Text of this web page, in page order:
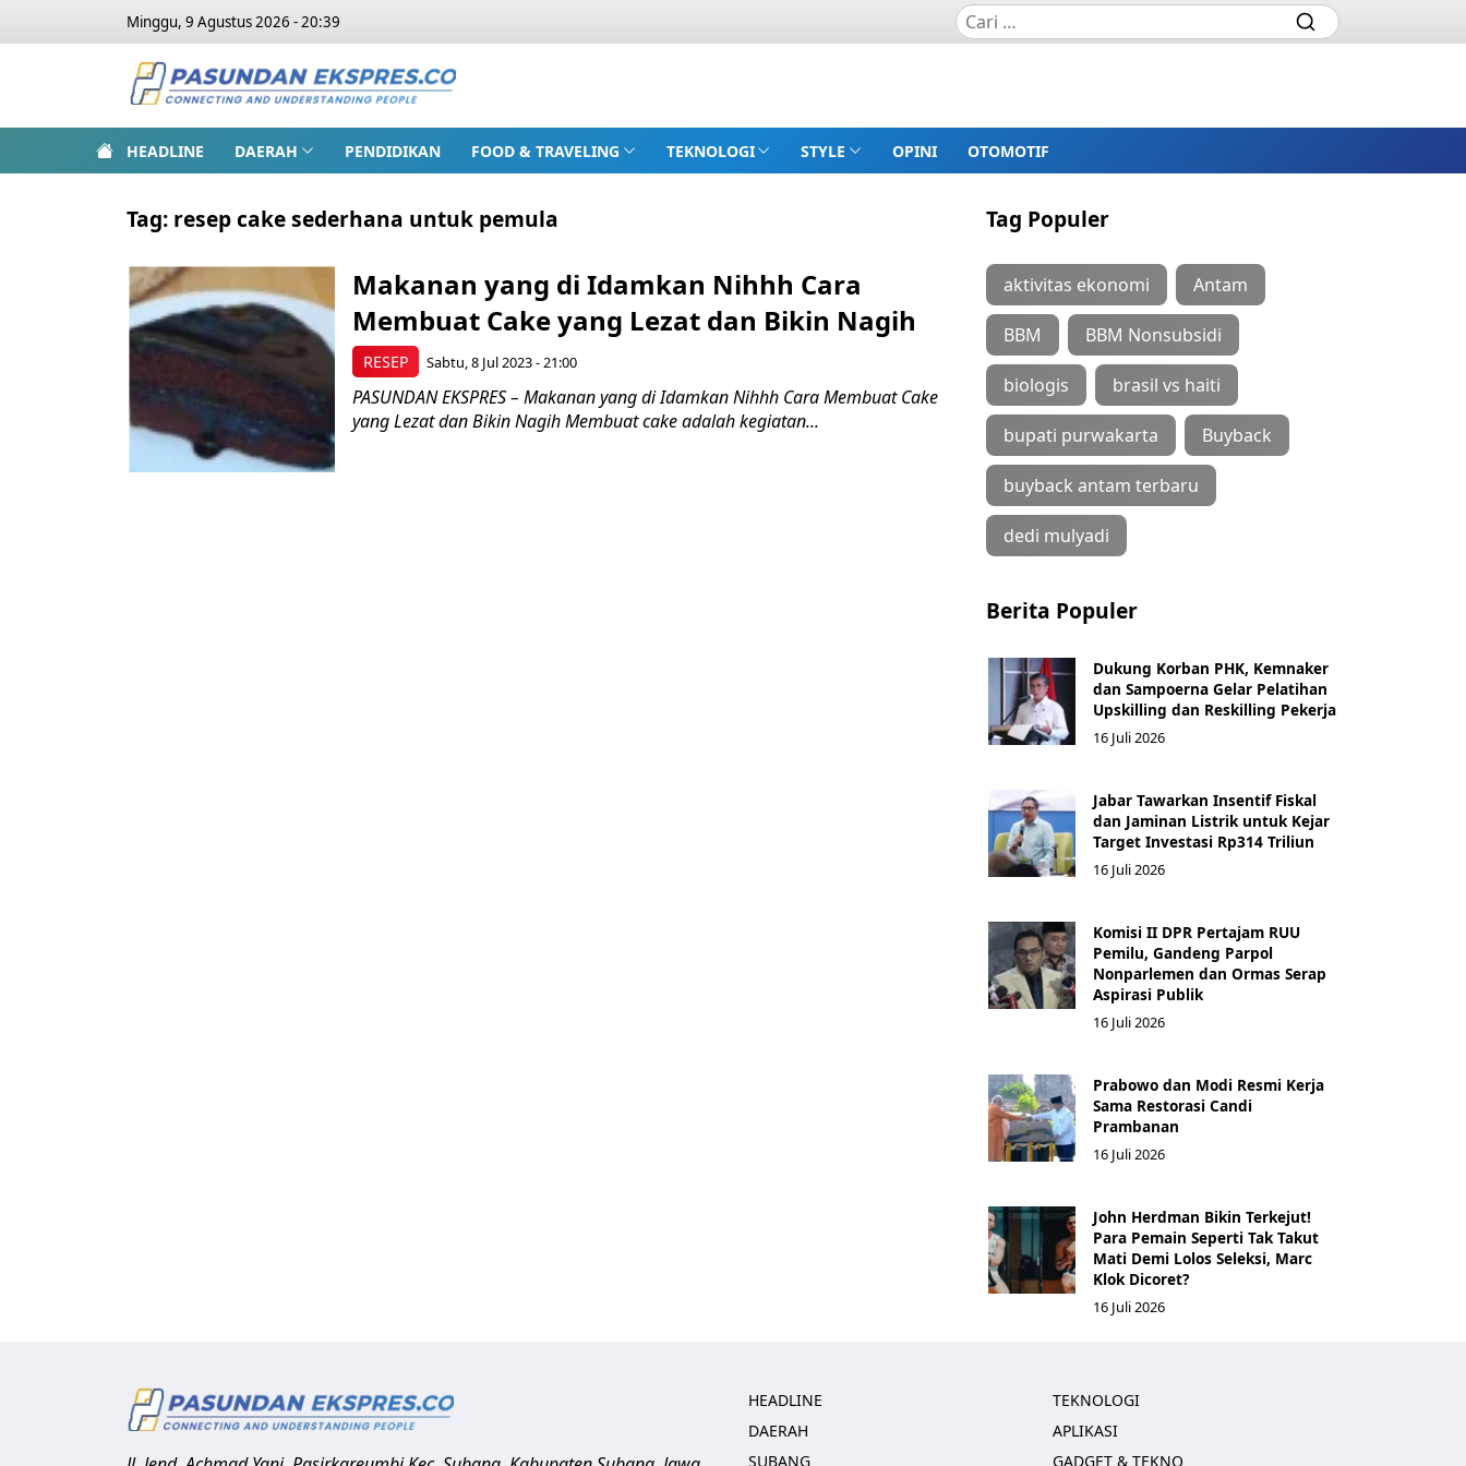
Minggu, 9 Agustus 2026 - 20:39
HEADLINE DAERAH PENDIDIKAN FOOD & TRAVELING TEKNOLOGI STYLE OPINI OTOMOTIF
Tag: resep cake sederhana untuk pemula
RESEP
Makanan yang di Idamkan Nihhh Cara
Membuat Cake yang Lezat dan Bikin Nagih
Sabtu, 8 Jul 2023 - 21:00
PASUNDAN EKSPRES – Makanan yang di Idamkan Nihhh Cara Membuat Cake
yang Lezat dan Bikin Nagih Membuat cake adalah kegiatan...
Tag Populer
aktivitas ekonomi Antam
BBM BBM Nonsubsidi
biologis brasil vs haiti
bupati purwakarta Buyback
buyback antam terbaru
dedi mulyadi
Berita Populer
Dukung Korban PHK, Kemnaker
dan Sampoerna Gelar Pelatihan
Upskilling dan Reskilling Pekerja
16 Juli 2026
Jabar Tawarkan Insentif Fiskal
dan Jaminan Listrik untuk Kejar
Target Investasi Rp314 Triliun
16 Juli 2026
Komisi II DPR Pertajam RUU
Pemilu, Gandeng Parpol
Nonparlemen dan Ormas Serap
Aspirasi Publik
16 Juli 2026
Prabowo dan Modi Resmi Kerja
Sama Restorasi Candi
Prambanan
16 Juli 2026
John Herdman Bikin Terkejut!
Para Pemain Seperti Tak Takut
Mati Demi Lolos Seleksi, Marc
Klok Dicoret?
16 Juli 2026
HEADLINE
DAERAH
SUBANG
TEKNOLOGI
APLIKASI
GADGET & TEKNO